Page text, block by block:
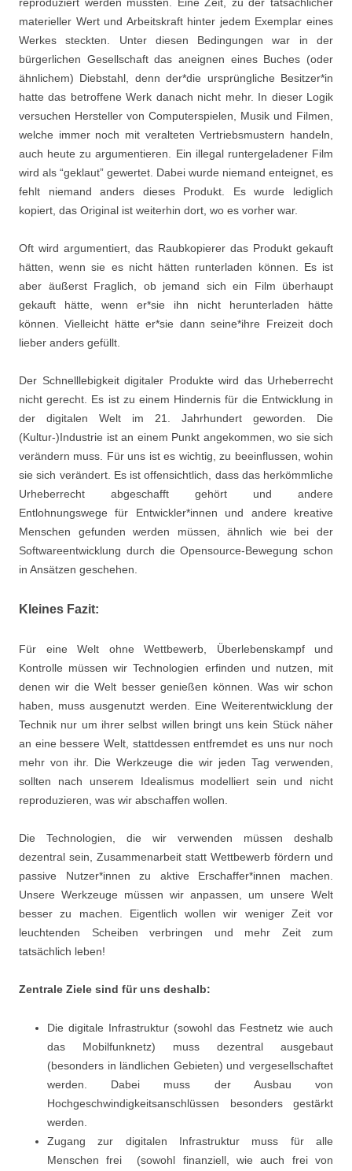
materieller Wert und Arbeitskraft hinter jedem Exemplar eines
Werkes steckten. Unter diesen Bedingungen war in der
bürgerlichen Gesellschaft das aneignen eines Buches (oder
ähnlichem) Diebstahl, denn der*die ursprüngliche Besitzer*in
hatte das betroffene Werk danach nicht mehr. In dieser Logik
versuchen Hersteller von Computerspielen, Musik und Filmen,
welche immer noch mit veralteten Vertriebsmustern handeln,
auch heute zu argumentieren. Ein illegal runtergeladener Film
wird als “geklaut” gewertet. Dabei wurde niemand enteignet, es
fehlt niemand anders dieses Produkt. Es wurde lediglich
kopiert, das Original ist weiterhin dort, wo es vorher war.
Oft wird argumentiert, das Raubkopierer das Produkt gekauft
hätten, wenn sie es nicht hätten runterladen können. Es ist
aber äußerst Fraglich, ob jemand sich ein Film überhaupt
gekauft hätte, wenn er*sie ihn nicht herunterladen hätte
können. Vielleicht hätte er*sie dann seine*ihre Freizeit doch
lieber anders gefüllt.
Der Schnelllebigkeit digitaler Produkte wird das Urheberrecht
nicht gerecht. Es ist zu einem Hindernis für die Entwicklung in
der digitalen Welt im 21. Jahrhundert geworden. Die
(Kultur-)Industrie ist an einem Punkt angekommen, wo sie sich
verändern muss. Für uns ist es wichtig, zu beeinflussen, wohin
sie sich verändert. Es ist offensichtlich, dass das herkömmliche
Urheberrecht abgeschafft gehört und andere
Entlohnungswege für Entwickler*innen und andere kreative
Menschen gefunden werden müssen, ähnlich wie bei der
Softwareentwicklung durch die Opensource-Bewegung schon
in Ansätzen geschehen.
Kleines Fazit:
Für eine Welt ohne Wettbewerb, Überlebenskampf und
Kontrolle müssen wir Technologien erfinden und nutzen, mit
denen wir die Welt besser genießen können. Was wir schon
haben, muss ausgenutzt werden. Eine Weiterentwicklung der
Technik nur um ihrer selbst willen bringt uns kein Stück näher
an eine bessere Welt, stattdessen entfremdet es uns nur noch
mehr von ihr. Die Werkzeuge die wir jeden Tag verwenden,
sollten nach unserem Idealismus modelliert sein und nicht
reproduzieren, was wir abschaffen wollen.
Die Technologien, die wir verwenden müssen deshalb
dezentral sein, Zusammenarbeit statt Wettbewerb fördern und
passive Nutzer*innen zu aktive Erschaffer*innen machen.
Unsere Werkzeuge müssen wir anpassen, um unsere Welt
besser zu machen. Eigentlich wollen wir weniger Zeit vor
leuchtenden Scheiben verbringen und mehr Zeit zum
tatsächlich leben!
Zentrale Ziele sind für uns deshalb:
Die digitale Infrastruktur (sowohl das Festnetz wie auch
das Mobilfunknetz) muss dezentral ausgebaut
(besonders in ländlichen Gebieten) und vergesellschaftet
werden. Dabei muss der Ausbau von
Hochgeschwindigkeitsanschlüssen besonders gestärkt
werden.
Zugang zur digitalen Infrastruktur muss für alle
Menschen frei (sowohl finanziell, wie auch frei von